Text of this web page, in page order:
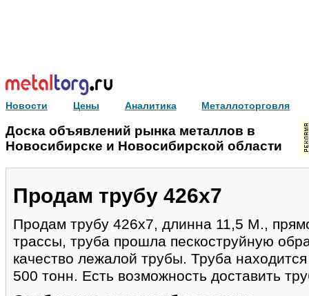
Новости Цены Аналитика Металлоторговля
Доска объявлений рынка металлов в
Новосибирске и Новосибирской области
Продам трубу 426х7
Продам трубу 426х7, длинна 11,5 М.,
трассы, труба прошла пескоструйную
качество лежалой трубы. Труба
500 тонн. Есть возможность доставить